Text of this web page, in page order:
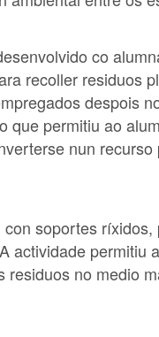
co
recoller residuos
despois
permitiu ao
nun
soportes
actividade permitiu
no medio